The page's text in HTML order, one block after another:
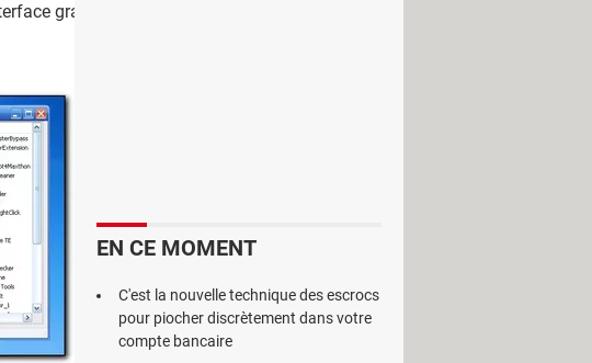
graphique simple et conviviale permet une
EN CE MOMENT
C'est la nouvelle technique des escrocs
pour piocher discrètement dans votre
compte bancaire